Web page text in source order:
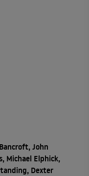
John
Michael Elphick,
Dexter